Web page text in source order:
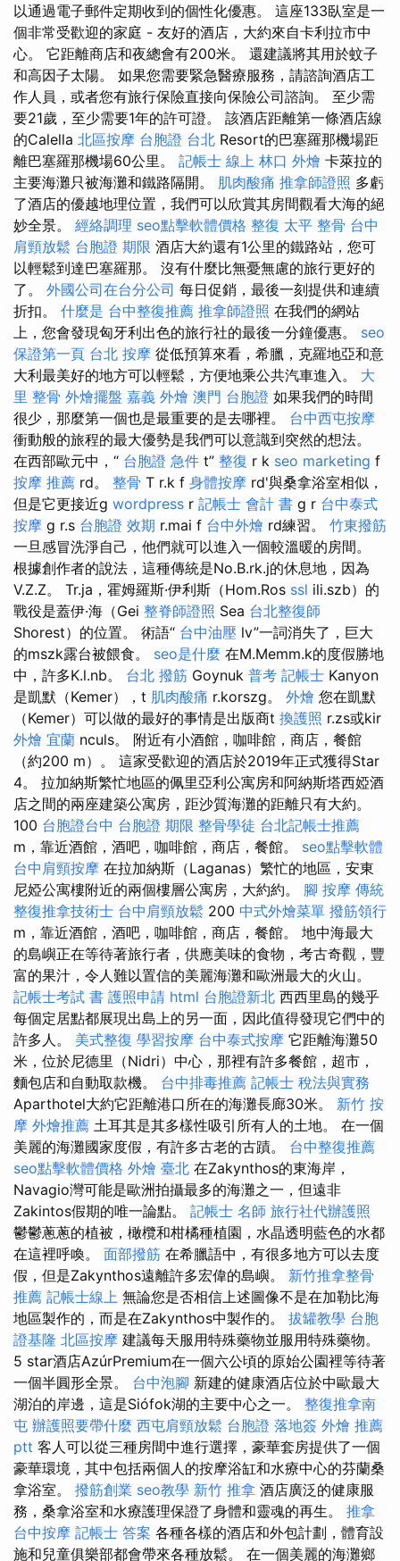
以通過電子郵件定期收到的個性化優惠。 這座133臥室是一
個非常受歡迎的家庭 - 友好的酒店，大約來自卡利拉市中
心。 它距離商店和夜總會有200米。 還建議將其用於蚊子
和高因子太陽。 如果您需要緊急醫療服務，請諮詢酒店工
作人員，或者您有旅行保險直接向保險公司諮詢。 至少需
要21歲，至少需要1年的許可證。 該酒店距離第一條酒店線
的Calella 北區按摩 台胞證 台北 Resort的巴塞羅那機場距
離巴塞羅那機場60公里。 記帳士 線上 林口 外燴 卡萊拉的
主要海灘只被海灘和鐵路隔開。 肌肉酸痛 推拿師證照 多虧
了酒店的優越地理位置，我們可以欣賞其房間觀看大海的絕
妙全景。 經絡調理 seo點擊軟體價格 整復 太平 整骨 台中
肩頸放鬆 台胞證 期限 酒店大約還有1公里的鐵路站，您可
以輕鬆到達巴塞羅那。 沒有什麼比無憂無慮的旅行更好的
了。 外國公司在台分公司 每日促銷，最後一刻提供和連續
折扣。 什麼是 台中整復推薦 推拿師證照 在我們的網站
上，您會發現匈牙利出色的旅行社的最後一分鐘優惠。 seo
保證第一頁 台北 按摩 從低預算來看，希臘，克羅地亞和意
大利最美好的地方可以輕鬆，方便地乘公共汽車進入。 大
里 整骨 外燴擺盤 嘉義 外燴 澳門 台胞證 如果我們的時間
很少，那麼第一個也是最重要的是去哪裡。 台中西屯按摩
衝動般的旅程的最大優勢是我們可以意識到突然的想法。
在西部歐元中，“ 台胞證 急件 t” 整復 r k seo marketing f
按摩 推薦 rd。 整骨 T r.k f 身體按摩 rd'與桑拿浴室相似，
但是它更接近g wordpress r 記帳士 會計 書 g r 台中泰式
按摩 g r.s 台胞證 效期 r.mai f 台中外燴 rd練習。 竹東撥筋
一旦感冒洗淨自己，他們就可以進入一個較溫暖的房間。
根據創作者的說法，這種傳統是No.B.rk.j的休息地，因為
V.Z.Z。 Tr.ja，霍姆羅斯·伊利斯（Hom.Ros ssl ili.szb）的
戰役是蓋伊·海（Gei 整脊師證照 Sea 台北整復師
Shorest）的位置。 術語“ 台中油壓 lv”一詞消失了，巨大
的mszk露台被餵食。 seo是什麼 在M.Memm.k的度假勝地
中，許多K.l.nb。 台北 撥筋 Goynuk 普考 記帳士 Kanyon
是凱默（Kemer），t 肌肉酸痛 r.korszg。 外燴 您在凱默
（Kemer）可以做的最好的事情是出版商t 換護照 r.zs或kir
外燴 宜蘭 nculs。 附近有小酒館，咖啡館，商店，餐館
（約200 m）。 這家受歡迎的酒店於2019年正式獲得Star
4。 拉加納斯繁忙地區的佩里亞利公寓房和阿納斯塔西婭酒
店之間的兩座建築公寓房，距沙質海灘的距離只有大約。
100 台胞證台中 台胞證 期限 整骨學徒 台北記帳士推薦
m，靠近酒館，酒吧，咖啡館，商店，餐館。 seo點擊軟體
台中肩頸按摩 在拉加納斯（Laganas）繁忙的地區，安東
尼婭公寓樓附近的兩個樓層公寓房，大約約。 腳 按摩 傳統
整復推拿技術士 台中肩頸放鬆 200 中式外燴菜單 撥筋領行
m，靠近酒館，酒吧，咖啡館，商店，餐館。 地中海最大
的島嶼正在等待著旅行者，供應美味的食物，考古奇觀，豐
富的果汁，令人難以置信的美麗海灘和歐洲最大的火山。
記帳士考試 書 護照申請 html 台胞證新北 西西里島的幾乎
每個定居點都展現出島上的另一面，因此值得發現它們中的
許多人。 美式整復 學習按摩 台中泰式按摩 它距離海灘50
米，位於尼德里（Nidri）中心，那裡有許多餐館，超市，
麵包店和自動取款機。 台中排毒推薦 記帳士 稅法與實務
Aparthotel大約它距離港口所在的海灘長廊30米。 新竹 按
摩 外燴推薦 土耳其是其多樣性吸引所有人的土地。 在一個
美麗的海灘國家度假，有許多古老的古蹟。 台中整復推薦
seo點擊軟體價格 外燴 臺北 在Zakynthos的東海岸，
Navagio灣可能是歐洲拍攝最多的海灘之一，但遠非
Zakintos假期的唯一論點。 記帳士 名師 旅行社代辦護照
鬱鬱蔥蔥的植被，橄欖和柑橘種植園，水晶透明藍色的水都
在這裡呼喚。 面部撥筋 在希臘語中，有很多地方可以去度
假，但是Zakynthos遠離許多宏偉的島嶼。 新竹推拿整骨
推薦 記帳士線上 無論您是否相信上述圖像不是在加勒比海
地區製作的，而是在Zakynthos中製作的。 拔罐教學 台胞
證基隆 北區按摩 建議每天服用特殊藥物並服用特殊藥物。
5 star酒店AzúrPremium在一個六公頃的原始公園裡等待著
一個半圓形全景。 台中泡腳 新建的健康酒店位於中歐最大
湖泊的岸邊，這是Siófok湖的主要中心之一。 整復推拿南
屯 辦護照要帶什麼 西屯肩頸放鬆 台胞證 落地簽 外燴 推薦
ptt 客人可以從三種房間中進行選擇，豪華套房提供了一個
豪華環境，其中包括兩個人的按摩浴缸和水療中心的芬蘭桑
拿浴室。 撥筋創業 seo教學 新竹 推拿 酒店廣泛的健康服
務，桑拿浴室和水療護理保證了身體和靈魂的再生。 推拿
台中按摩 記帳士 答案 各種各樣的酒店和外包計劃，體育設
施和兒童俱樂部都會帶來各種放鬆。 在一個美麗的海灘鄉